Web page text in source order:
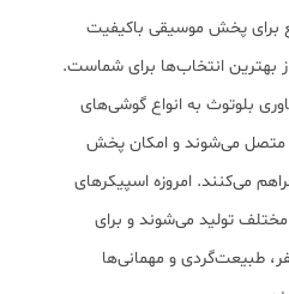
برای پخش موسیقی باکیفیت
بهترین انتخاب‌ها برای شماست.
بلوتوث به انواع گوشی‌های
متصل می‌شوند و امکان پخش
می‌کنند. امروزه اسپیکرهای
مختلف تولید می‌شوند و برای
طبیعت‌گردی و مهمانی‌ها